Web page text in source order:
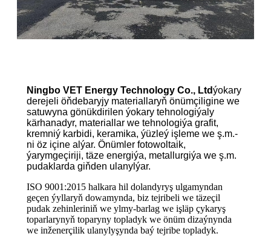
Ningbo VET Energy Technology Co., Ltdýokary
derejeli öňdebaryjy materiallaryň önümçiligine we
satuwyna gönükdirilen ýokary tehnologiýaly
kärhanadyr, materiallar we tehnologiýa grafit,
kremniý karbidi, keramika, ýüzleý işleme we ş.m.-
ni öz içine alýar. Önümler fotowoltaik,
ýarymgeçiriji, täze energiýa, metallurgiýa we ş.m.
pudaklarda giňden ulanylýar.
ISO 9001:2015 halkara hil dolandyryş ulgamyndan
geçen ýyllaryň dowamynda, biz tejribeli we täzeçil
pudak zehinleriniň we ylmy-barlag we işläp çykaryş
toparlarynyň toparyny topladyk we önüm dizaýnynda
we inženerçilik ulanylyşynda baý tejribe topladyk.